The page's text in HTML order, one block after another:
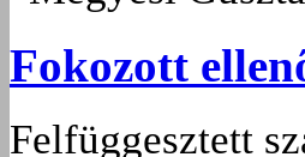
Fokozott
Felfüggesztett